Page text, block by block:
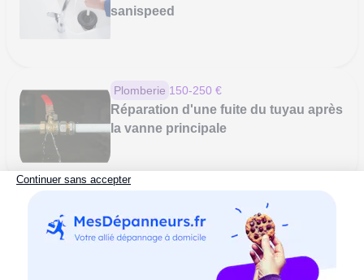
sanispeed
Plomberie 150-250 €
Réparation d'une fuite du tuyau après
la vanne principale
Débouchage de WC sans
sanibroyeur